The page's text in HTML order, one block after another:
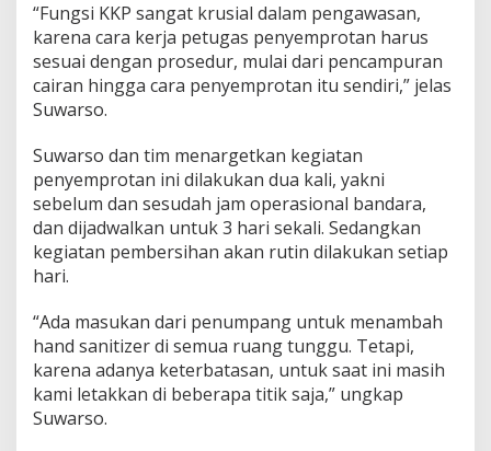
n
d
i
a
a
r
H
a
n
d
m
“Fungsi KKP sangat krusial dalam pengawasan,
karena cara kerja petugas penyemprotan harus
sesuai dengan prosedur, mulai dari pencampuran
cairan hingga cara penyemprotan itu sendiri,” jelas
Suwarso.
Suwarso dan tim menargetkan kegiatan
penyemprotan ini dilakukan dua kali, yakni
sebelum dan sesudah jam operasional bandara,
dan dijadwalkan untuk 3 hari sekali. Sedangkan
kegiatan pembersihan akan rutin dilakukan setiap
hari.
“Ada masukan dari penumpang untuk menambah
hand sanitizer di semua ruang tunggu. Tetapi,
karena adanya keterbatasan, untuk saat ini masih
kami letakkan di beberapa titik saja,” ungkap
Suwarso.